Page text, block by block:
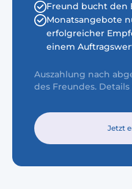
Freund bucht den
Monatsangebote
erfolgreicher
einem
Auszahlung nach
des Freundes.
Jetzt